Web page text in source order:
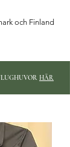
och Finland
HÄR